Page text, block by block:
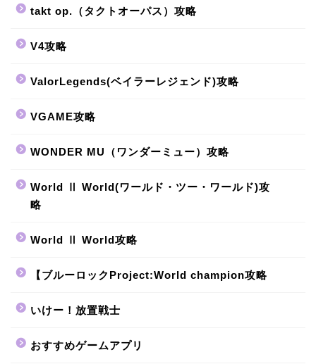
takt op.（タクトオーパス）攻略
V4攻略
ValorLegends(ベイラーレジェンド)攻略
VGAME攻略
WONDER MU（ワンダーミュー）攻略
World Ⅱ World(ワールド・ツー・ワールド)攻
略
World Ⅱ World攻略
【ブルーロックProject:World champion攻略
いけー！放置戦士
おすすめゲームアプリ